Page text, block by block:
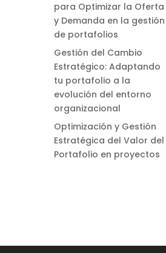
para Optimizar la Oferta
y Demanda en la gestión
de portafolios
Gestión del Cambio
Estratégico: Adaptando
tu portafolio a la
evolución del entorno
organizacional
Optimización y Gestión
Estratégica del Valor del
Portafolio en proyectos